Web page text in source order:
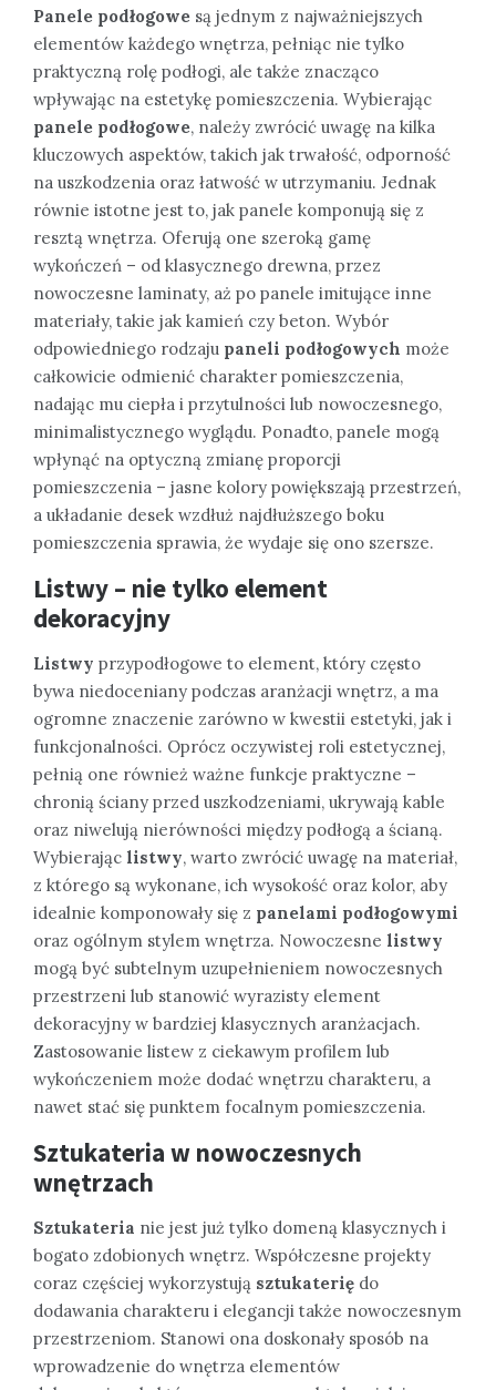
Panele podłogowe są jednym z najważniejszych
elementów każdego wnętrza, pełniąc nie tylko
praktyczną rolę podłogi, ale także znacząco
wpływając na estetykę pomieszczenia. Wybierając
panele podłogowe, należy zwrócić uwagę na kilka
kluczowych aspektów, takich jak trwałość, odporność
na uszkodzenia oraz łatwość w utrzymaniu. Jednak
równie istotne jest to, jak panele komponują się z
resztą wnętrza. Oferują one szeroką gamę
wykończeń – od klasycznego drewna, przez
nowoczesne laminaty, aż po panele imitujące inne
materiały, takie jak kamień czy beton. Wybór
odpowiedniego rodzaju paneli podłogowych może
całkowicie odmienić charakter pomieszczenia,
nadając mu ciepła i przytulności lub nowoczesnego,
minimalistycznego wyglądu. Ponadto, panele mogą
wpłynąć na optyczną zmianę proporcji
pomieszczenia – jasne kolory powiększają przestrzeń,
a układanie desek wzdłuż najdłuższego boku
pomieszczenia sprawia, że wydaje się ono szersze.
Listwy – nie tylko element
dekoracyjny
Listwy przypodłogowe to element, który często
bywa niedoceniany podczas aranżacji wnętrz, a ma
ogromne znaczenie zarówno w kwestii estetyki, jak i
funkcjonalności. Oprócz oczywistej roli estetycznej,
pełnią one również ważne funkcje praktyczne –
chronią ściany przed uszkodzeniami, ukrywają kable
oraz niwelują nierówności między podłogą a ścianą.
Wybierając listwy, warto zwrócić uwagę na materiał,
z którego są wykonane, ich wysokość oraz kolor, aby
idealnie komponowały się z panelami podłogowymi
oraz ogólnym stylem wnętrza. Nowoczesne listwy
mogą być subtelnym uzupełnieniem nowoczesnych
przestrzeni lub stanowić wyrazisty element
dekoracyjny w bardziej klasycznych aranżacjach.
Zastosowanie listew z ciekawym profilem lub
wykończeniem może dodać wnętrzu charakteru, a
nawet stać się punktem focalnym pomieszczenia.
Sztukateria w nowoczesnych
wnętrzach
Sztukateria nie jest już tylko domeną klasycznych i
bogato zdobionych wnętrz. Współczesne projekty
coraz częściej wykorzystują sztukaterię do
dodawania charakteru i elegancji także nowoczesnym
przestrzeniom. Stanowi ona doskonały sposób na
wprowadzenie do wnętrza elementów